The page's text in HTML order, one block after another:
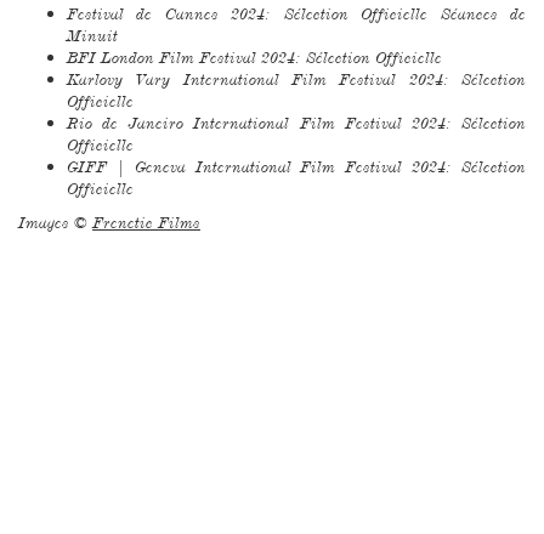
Festival de Cannes 2024: Sélection Officielle Séances de
Minuit
BFI London Film Festival 2024: Sélection Officielle
Karlovy Vary International Film Festival 2024: Sélection
Officielle
Rio de Janeiro International Film Festival 2024: Sélection
Officielle
GIFF | Geneva International Film Festival 2024: Sélection
Officielle
Images © Frenetic Films